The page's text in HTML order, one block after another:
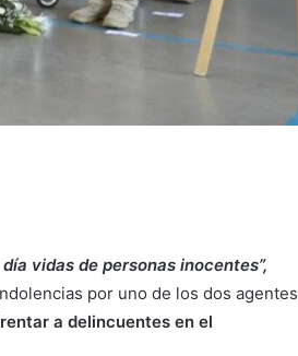
vidas de personas inocentes”,
por uno de los dos agentes
a delincuentes en el